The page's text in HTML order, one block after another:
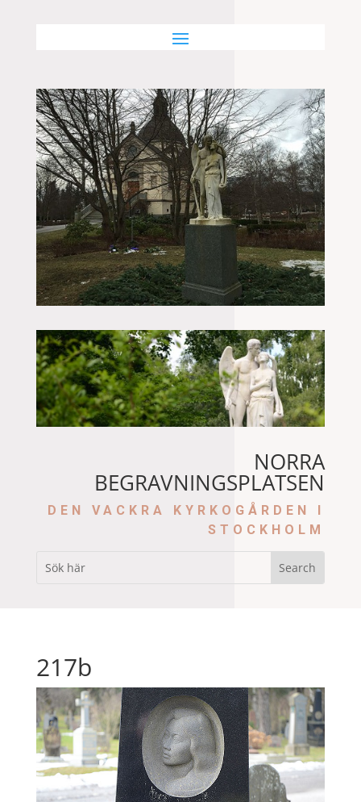
NORRA
BEGRAVNINGSPLATSEN
DEN VACKRA KYRKOGÅRDEN I
STOCKHOLM
217b